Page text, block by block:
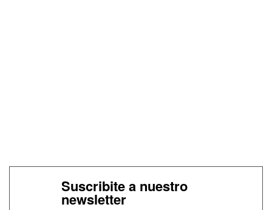
Suscribite a nuestro
newsletter